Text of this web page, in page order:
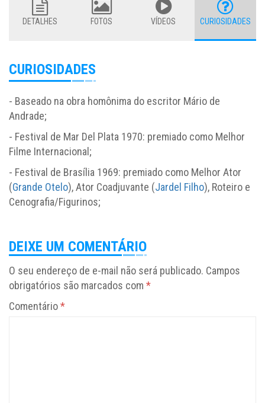
DETALHES FOTOS VÍDEOS CURIOSIDADES
CURIOSIDADES
- Baseado na obra homônima do escritor Mário de
Andrade;
- Festival de Mar Del Plata 1970: premiado como Melhor
Filme Internacional;
- Festival de Brasília 1969: premiado como Melhor Ator
(Grande Otelo), Ator Coadjuvante (Jardel Filho), Roteiro e
Cenografia/Figurinos;
DEIXE UM COMENTÁRIO
O seu endereço de e-mail não será publicado. Campos
obrigatórios são marcados com *
Comentário*